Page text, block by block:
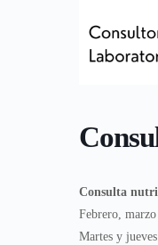
Consulta
Febrero,
Martes y jueves